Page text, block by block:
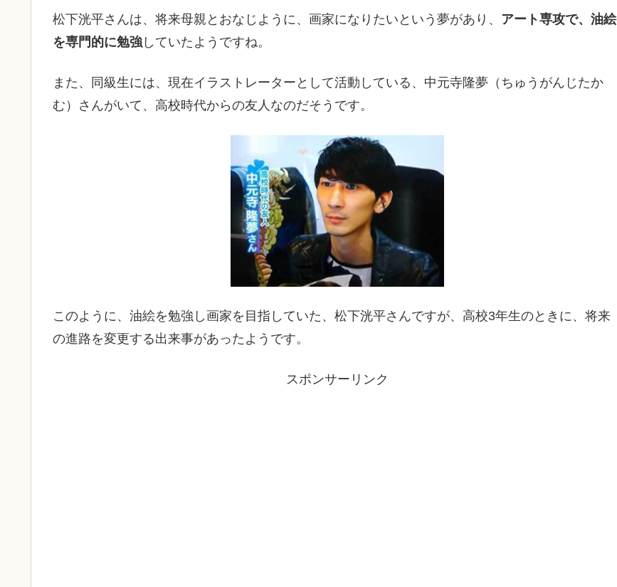
松下洸平さんは、将来母親とおなじように、画家になりたいという夢があり、 アート専攻で、油絵
を専門的に勉強 していたようですね。
また、同級生には、現在イラストレーターとして活動している、中元寺隆夢（ちゅうがんじたか
む）さんがいて、高校時代からの友人なのだそうです。
このように、油絵を勉強し画家を目指していた、松下洸平さんですが、高校3年生のときに、将来
の進路を変更する出来事があったようです。
スポンサーリンク